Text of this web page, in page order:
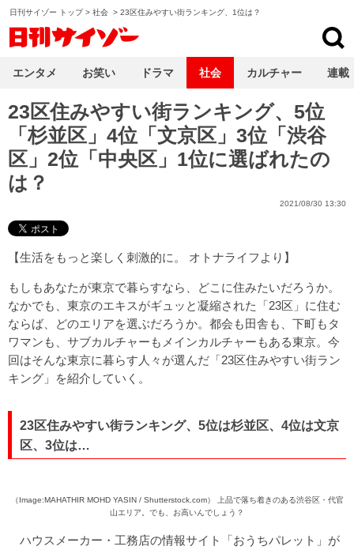
日刊サイゾー トップ> 社会 > 23区住みやすい街ランキング、1位は？
23区住みやすい街ランキング、5位
「杉並区」4位「文京区」3位「渋谷
区」2位「中央区」1位に選ばれたの
は？
2021/08/30 13:30
【生活をもっと楽しく刺激的に。 オトナライフ より】
もしもあなたが東京で暮らすなら、どこに住みたいだろうか。
なかでも、東京のエキスがギュッと凝縮された「23区」に住む
ならば、どのエリアを選ぶだろうか。都会も田舎も、下町もタ
ワマンも、サブカルチャーもメインカルチャーもある東京。今
回はそんな東京に暮らす人々が選んだ「23区住みやすい街ラン
キング」を紹介していく。
23区住みやすい街ランキング、5位は杉並区、4位は文京
区、3位は…
（Image:MAHATHIR MOHD YASIN / Shutterstock.com） 上品で落ち着きのある渋谷区・代官
山エリア。でも、お高いんでしょう？
ハウスメーカー・工務店の情報サイト「おうちパレット」が
エンタメ お笑い ドラマ 社会 カルチャー 連載